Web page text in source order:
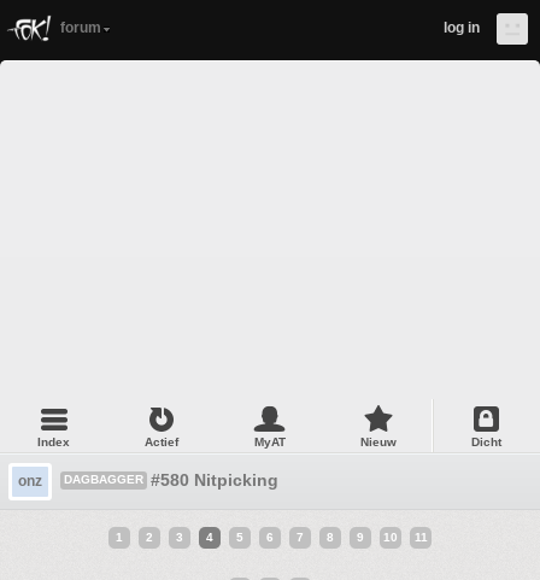
forum log in
Index Actief MyAT Nieuw Dicht
onz DAGBAGGER #580 Nitpicking
1 2 3 4 5 6 7 8 9 10 11